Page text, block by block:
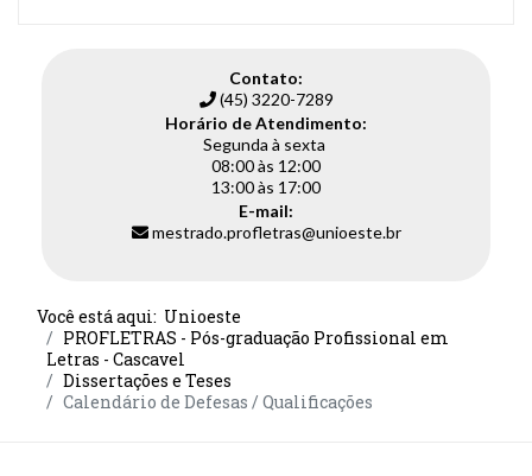
Contato:
(45) 3220-7289
Horário de Atendimento:
Segunda à sexta
08:00 às 12:00
13:00 às 17:00
E-mail:
mestrado.profletras@unioeste.br
Você está aqui: Unioeste
PROFLETRAS - Pós-graduação Profissional em
Letras - Cascavel
Dissertações e Teses
Calendário de Defesas / Qualificações